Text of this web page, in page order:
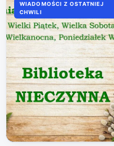
WIADOMOŚCI Z OSTATNIEJ
CHWILI